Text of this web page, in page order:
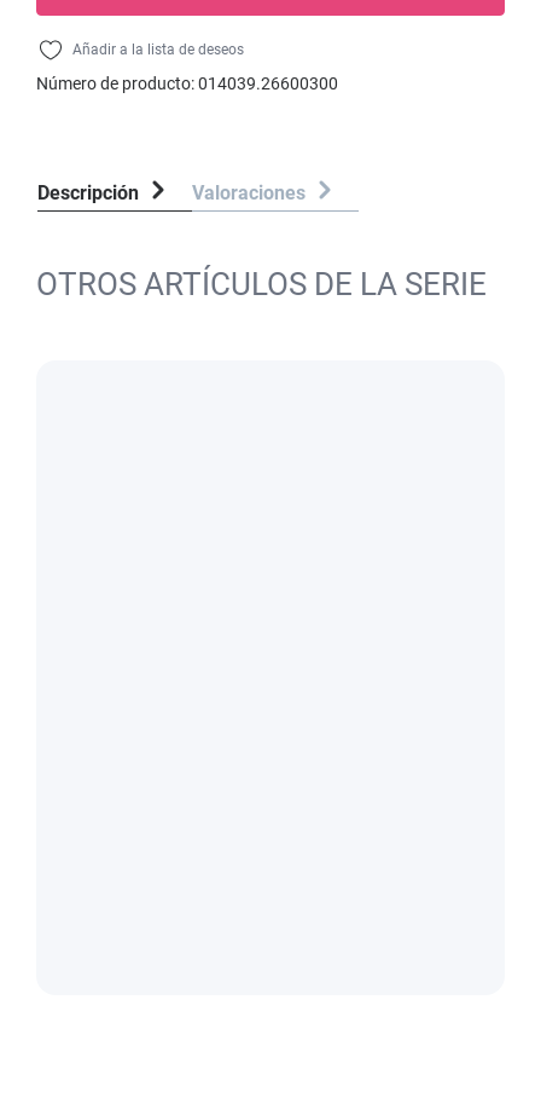
Añadir a la lista de deseos
Número de producto:014039.26600300
Descripción Valoraciones
OTROS ARTÍCULOS DE LA SERIE